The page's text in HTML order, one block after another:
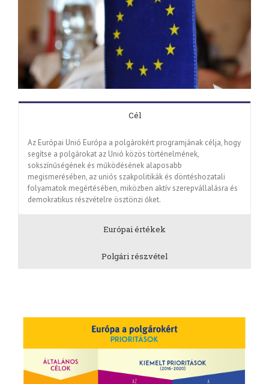
Cél
Az Európai Unió Európa a polgárokért programjának célja, hogy
segítse a polgárokat az Unió közös történelmének,
sokszínűségének és működésének alaposabb
megismerésében, az uniós szakpolitikák és döntéshozatali
folyamatok megértésében, miközben aktív szerepvállalásra és
demokratikus részvételre ösztönzi őket.
Európai értékek
Polgári részvétel